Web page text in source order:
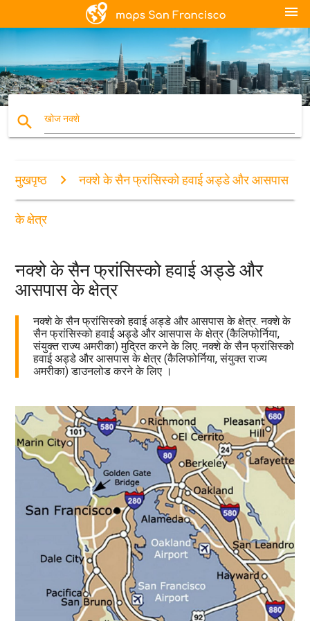
menu
search खोज नक्शे
मुखपृष्ठ नक्शे के सैन फ्रांसिस्को हवाई अड्डे और आसपास
के क्षेत्र
नक्शे के सैन फ्रांसिस्को हवाई अड्डे और
आसपास के क्षेत्र
नक्शे के सैन फ्रांसिस्को हवाई अड्डे और आसपास के क्षेत्र. नक्शे के
सैन फ्रांसिस्को हवाई अड्डे और आसपास के क्षेत्र (कैलिफोर्निया,
संयुक्त राज्य अमरीका) मुद्रित करने के लिए. नक्शे के सैन फ्रांसिस्को
हवाई अड्डे और आसपास के क्षेत्र (कैलिफोर्निया, संयुक्त राज्य
अमरीका) डाउनलोड करने के लिए ।